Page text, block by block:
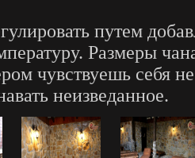
путем
Размеры
чувствуешь себя
неизведанное.